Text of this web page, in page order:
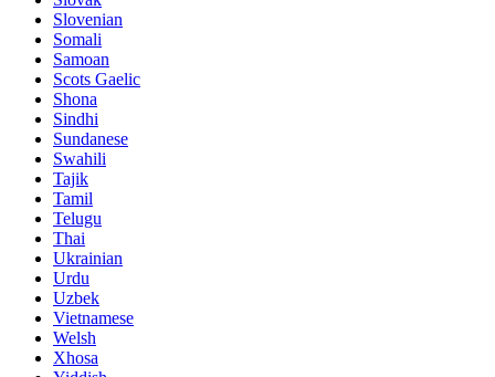
Slovenian
Somali
Samoan
Scots Gaelic
Shona
Sindhi
Sundanese
Swahili
Tajik
Tamil
Telugu
Thai
Ukrainian
Urdu
Uzbek
Vietnamese
Welsh
Xhosa